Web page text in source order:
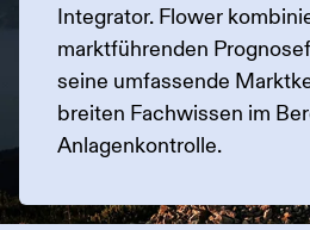
Integrator. Flower
marktführenden
seine umfassende
breiten Fachwissen im
Anlagenkontrolle.